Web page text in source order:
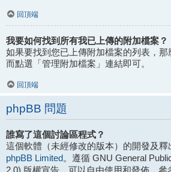
回頂端
我要如何找到所有我已上傳的附加檔案？
如果要找到您已上傳附加檔案的列表，
而點選「管理附加檔案」連結即可。
回頂端
phpBB 問題
誰寫了這個討論區程式？
這個軟體（未經修改的版本）的開發及
phpBB Limited。遵循 GNU General
2.0) 版權宣告，可以自由使用和發佈，參